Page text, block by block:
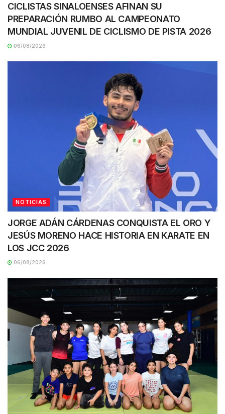
CICLISTAS SINALOENSES AFINAN SU
PREPARACIÓN RUMBO AL CAMPEONATO
MUNDIAL JUVENIL DE CICLISMO DE PISTA 2026
06/08/2026
NOTICIAS
JORGE ADÁN CÁRDENAS CONQUISTA EL ORO Y
JESÚS MORENO HACE HISTORIA EN KARATE EN
LOS JCC 2026
06/08/2026